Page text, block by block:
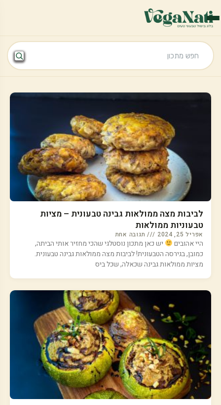
לביבות מצה ממולאות גבינה טבעונית – מציות
טבעוניות ממולאות
אפריל 25, 2024 תגובה אחת
היי אהובים
יש כאן מתכון נוסטלגי שהכי מחזיר אותי הביתה,
כמובן, בגירסה הטבעונית! לביבות מצה ממולאות גבינה טבעונית.
מציות ממולאות גבינה שכאלה, שכל ביס